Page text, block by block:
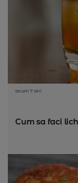
acum 7 ani
Cum sa faci